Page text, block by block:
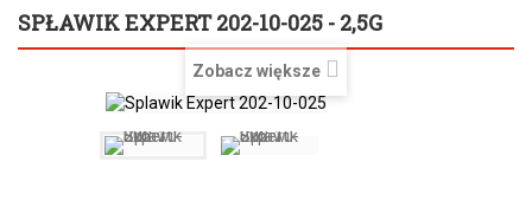
SPŁAWIK EXPERT 202-10-025 - 2,5G
Zobacz większe